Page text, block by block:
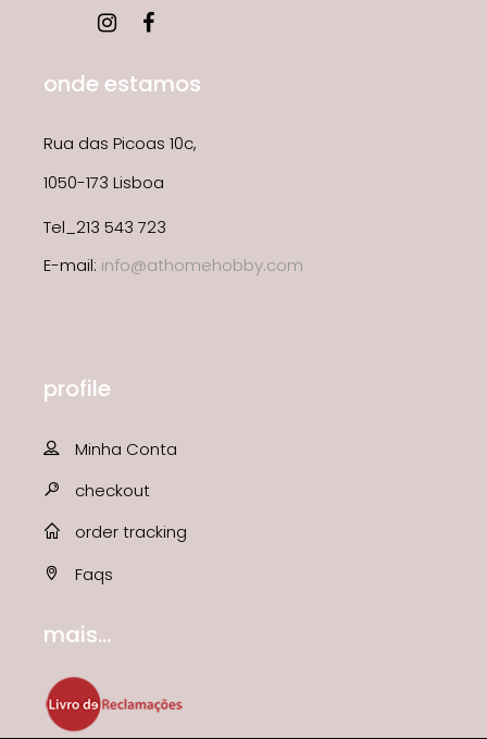
onde estamos
Rua das Picoas 10c,
1050-173 Lisboa
Tel_213 543 723
E-mail: info@athomehobby.com
profile
Minha Conta
checkout
order tracking
Faqs
mais...